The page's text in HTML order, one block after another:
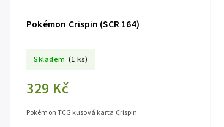
Pokémon Crispin (SCR 164)
Skladem (1 ks)
329 Kč
Pokémon TCG kusová karta Crispin.